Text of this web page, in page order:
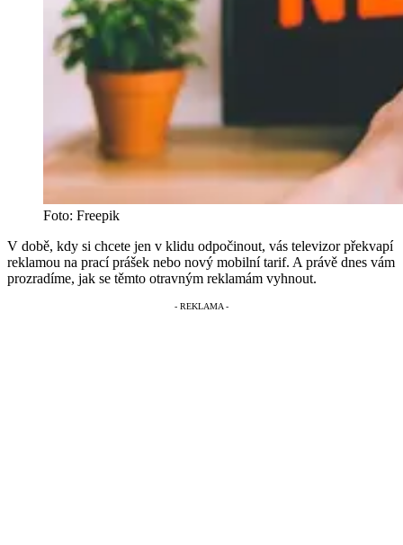
Foto: Freepik
V době, kdy si chcete jen v klidu odpočinout, vás televizor překvapí
reklamou na prací prášek nebo nový mobilní tarif. A právě dnes vám
prozradíme, jak se těmto otravným reklamám vyhnout.